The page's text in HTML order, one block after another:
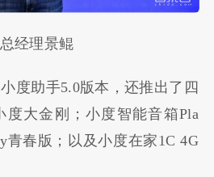
经理景鲲
度助手5.0版本，还推出了四
度大金刚；小度智能音箱Pla
青春版；以及小度在家1C 4G